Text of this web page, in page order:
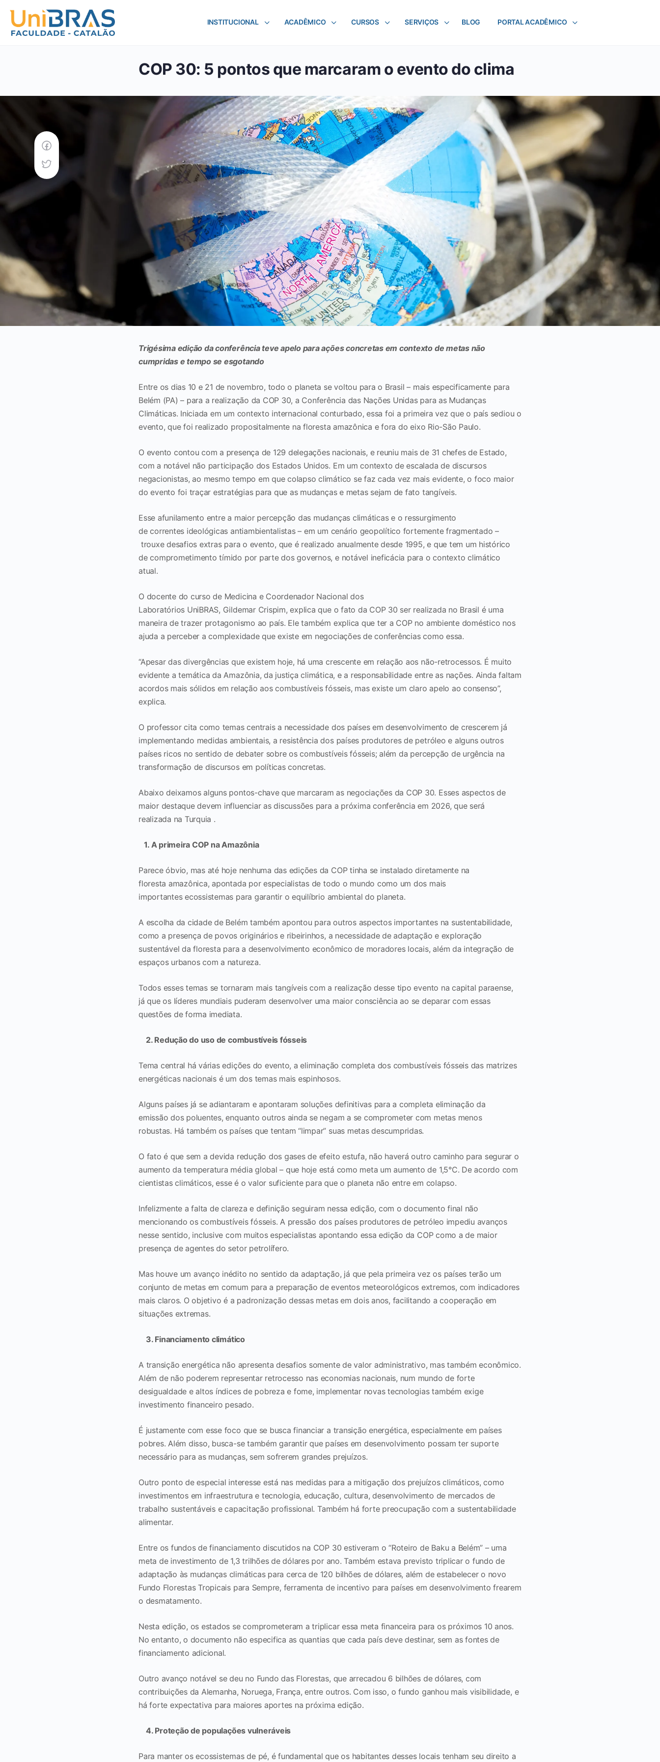
INSTITUCIONAL ACADÊMICO CURSOS SERVIÇOS BLOG PORTAL ACADÊMICO
COP 30: 5 pontos que marcaram o evento do clima
Trigésima edição da conferência teve apelo para ações concretas em contexto de metas não
cumpridas e tempo se esgotando
Entre os dias 10 e 21 de novembro, todo o planeta se voltou para o Brasil – mais especificamente para
Belém (PA) – para a realização da COP 30, a Conferência das Nações Unidas para as Mudanças
Climáticas. Iniciada em um contexto internacional conturbado, essa foi a primeira vez que o país sediou o
evento, que foi realizado propositalmente na floresta amazônica e fora do eixo Rio-São Paulo.
O evento contou com a presença de 129 delegações nacionais, e reuniu mais de 31 chefes de Estado,
com a notável não participação dos Estados Unidos. Em um contexto de escalada de discursos
negacionistas, ao mesmo tempo em que colapso climático se faz cada vez mais evidente, o foco maior
do evento foi traçar estratégias para que as mudanças e metas sejam de fato tangíveis.
Esse afunilamento entre a maior percepção das mudanças climáticas e o ressurgimento
de correntes ideológicas antiambientalistas – em um cenário geopolítico fortemente fragmentado –
trouxe desafios extras para o evento, que é realizado anualmente desde 1995, e que tem um histórico
de comprometimento tímido por parte dos governos, e notável ineficácia para o contexto climático
atual.
O docente do curso de Medicina e Coordenador Nacional dos
Laboratórios UniBRAS, Gildemar Crispim, explica que o fato da COP 30 ser realizada no Brasil é uma
maneira de trazer protagonismo ao país. Ele também explica que ter a COP no ambiente doméstico nos
ajuda a perceber a complexidade que existe em negociações de conferências como essa.
“Apesar das divergências que existem hoje, há uma crescente em relação aos não-retrocessos. É muito
evidente a temática da Amazônia, da justiça climática, e a responsabilidade entre as nações. Ainda faltam
acordos mais sólidos em relação aos combustíveis fósseis, mas existe um claro apelo ao consenso”,
explica.
O professor cita como temas centrais a necessidade dos países em desenvolvimento de crescerem já
implementando medidas ambientais, a resistência dos países produtores de petróleo e alguns outros
países ricos no sentido de debater sobre os combustíveis fósseis; além da percepção de urgência na
transformação de discursos em políticas concretas.
Abaixo deixamos alguns pontos-chave que marcaram as negociações da COP 30. Esses aspectos de
maior destaque devem influenciar as discussões para a próxima conferência em 2026, que será
realizada na Turquia .
1. A primeira COP na Amazônia
Parece óbvio, mas até hoje nenhuma das edições da COP tinha se instalado diretamente na
floresta amazônica, apontada por especialistas de todo o mundo como um dos mais
importantes ecossistemas para garantir o equilíbrio ambiental do planeta.
A escolha da cidade de Belém também apontou para outros aspectos importantes na sustentabilidade,
como a presença de povos originários e ribeirinhos, a necessidade de adaptação e exploração
sustentável da floresta para a desenvolvimento econômico de moradores locais, além da integração de
espaços urbanos com a natureza.
Todos esses temas se tornaram mais tangíveis com a realização desse tipo evento na capital paraense,
já que os líderes mundiais puderam desenvolver uma maior consciência ao se deparar com essas
questões de forma imediata.
2. Redução do uso de combustíveis fósseis
Tema central há várias edições do evento, a eliminação completa dos combustíveis fósseis das matrizes
energéticas nacionais é um dos temas mais espinhosos.
Alguns países já se adiantaram e apontaram soluções definitivas para a completa eliminação da
emissão dos poluentes, enquanto outros ainda se negam a se comprometer com metas menos
robustas. Há também os países que tentam “limpar” suas metas descumpridas.
O fato é que sem a devida redução dos gases de efeito estufa, não haverá outro caminho para segurar o
aumento da temperatura média global – que hoje está como meta um aumento de 1,5°C. De acordo com
cientistas climáticos, esse é o valor suficiente para que o planeta não entre em colapso.
Infelizmente a falta de clareza e definição seguiram nessa edição, com o documento final não
mencionando os combustíveis fósseis. A pressão dos países produtores de petróleo impediu avanços
nesse sentido, inclusive com muitos especialistas apontando essa edição da COP como a de maior
presença de agentes do setor petrolífero.
Mas houve um avanço inédito no sentido da adaptação, já que pela primeira vez os países terão um
conjunto de metas em comum para a preparação de eventos meteorológicos extremos, com indicadores
mais claros. O objetivo é a padronização dessas metas em dois anos, facilitando a cooperação em
situações extremas.
3. Financiamento climático
A transição energética não apresenta desafios somente de valor administrativo, mas também econômico.
Além de não poderem representar retrocesso nas economias nacionais, num mundo de forte
desigualdade e altos índices de pobreza e fome, implementar novas tecnologias também exige
investimento financeiro pesado.
É justamente com esse foco que se busca financiar a transição energética, especialmente em países
pobres. Além disso, busca-se também garantir que países em desenvolvimento possam ter suporte
necessário para as mudanças, sem sofrerem grandes prejuízos.
Outro ponto de especial interesse está nas medidas para a mitigação dos prejuízos climáticos, como
investimentos em infraestrutura e tecnologia, educação, cultura, desenvolvimento de mercados de
trabalho sustentáveis e capacitação profissional. Também há forte preocupação com a sustentabilidade
alimentar.
Entre os fundos de financiamento discutidos na COP 30 estiveram o “Roteiro de Baku a Belém” – uma
meta de investimento de 1,3 trilhões de dólares por ano. Também estava previsto triplicar o fundo de
adaptação às mudanças climáticas para cerca de 120 bilhões de dólares, além de estabelecer o novo
Fundo Florestas Tropicais para Sempre, ferramenta de incentivo para países em desenvolvimento frearem
o desmatamento.
Nesta edição, os estados se comprometeram a triplicar essa meta financeira para os próximos 10 anos.
No entanto, o documento não especifica as quantias que cada país deve destinar, sem as fontes de
financiamento adicional.
Outro avanço notável se deu no Fundo das Florestas, que arrecadou 6 bilhões de dólares, com
contribuições da Alemanha, Noruega, França, entre outros. Com isso, o fundo ganhou mais visibilidade, e
há forte expectativa para maiores aportes na próxima edição.
4. Proteção de populações vulneráveis
Para manter os ecossistemas de pé, é fundamental que os habitantes desses locais tenham seu direito a